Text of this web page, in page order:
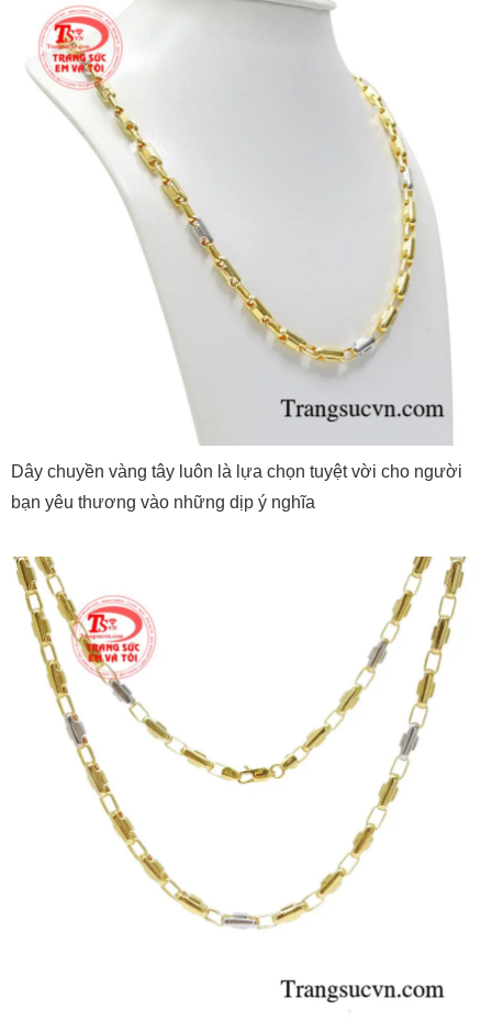
Dây chuyền vàng tây luôn là lựa chọn tuyệt vời cho người
bạn yêu thương vào những dịp ý nghĩa